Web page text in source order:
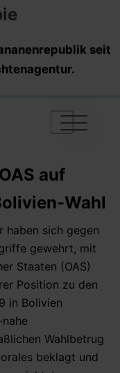
seit
|
|
|
auf
Wahl
haben sich gegen
gewehrt, mit
Staaten (OAS)
Position zu den
in Bolivien
Wahlbetrug
beklagt und